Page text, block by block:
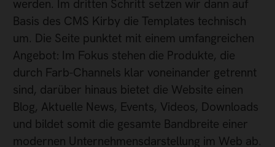
werden. Im dritten Schritt setzen wir dann auf
Basis des CMS Kirby die Templates technisch
um. Die Seite punktet mit einem umfangreichen
Angebot: Im Fokus stehen die Produkte, die
durch Farb-Channels klar voneinander getrennt
sind, darüber hinaus bietet die Website einen
Blog, Aktuelle News, Events, Videos, Downloads
und bildet somit die gesamte Bandbreite einer
modernen Unternehmensdarstellung im Web ab.